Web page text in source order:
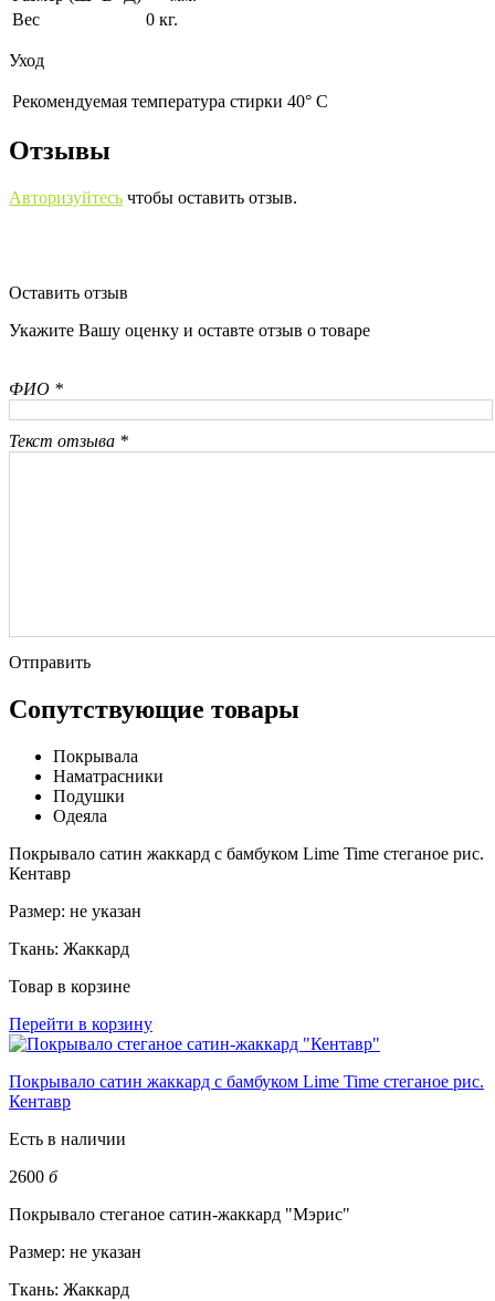
Вес
0 кг.
Уход
Рекомендуемая температура стирки 40° С
Отзывы
Авторизуйтесь чтобы оставить отзыв.
Оставить отзыв
Укажите Вашу оценку и оставте отзыв о товаре
ФИО *
Текст отзыва *
Отправить
Сопутствующие товары
Покрывала
Наматрасники
Подушки
Одеяла
Покрывало сатин жаккард с бамбуком Lime Time стеганое рис.
Кентавр
Размер: не указан
Ткань: Жаккард
Товар в корзине
Перейти в корзину
Покрывало сатин жаккард с бамбуком Lime Time стеганое рис.
Кентавр
Есть в наличии
2600 б
Покрывало стеганое сатин-жаккард "Мэрис"
Размер: не указан
Ткань: Жаккард